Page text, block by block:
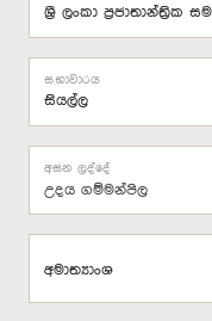
සභාවාරය
උදය ගම්මන්පිල
අසන ලද්දේ
අමාත්‍යාංශ